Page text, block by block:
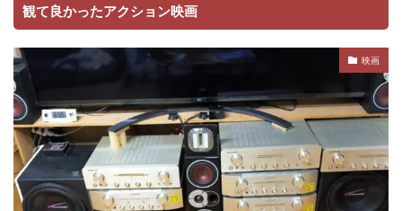
観て良かったアクション映画
映画